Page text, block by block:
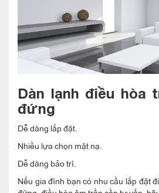
Dàn lạnh điều hòa
đứng
Dễ dàng lắp đặt.
Nhiều lựa chọn mặt nạ.
Dễ dàng bảo trì.
Nếu gia đình bạn có nhu cầu lắp đặt